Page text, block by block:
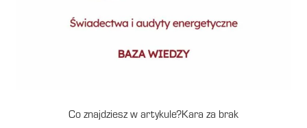
Co znajdziesz w artykule?Kara za brak